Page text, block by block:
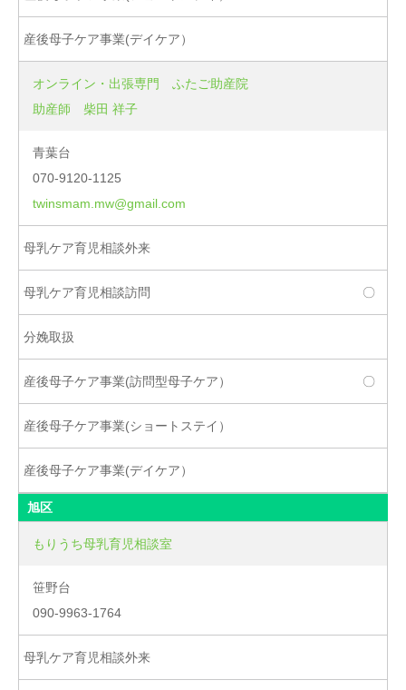
オンライン・出張専門 ふたご助産院
助産師 柴田 祥子
青葉台
070-9120-1125
twinsmam.mw@gmail.com
〇
〇
旭区
もりうち母乳育児相談室
笹野台
090-9963-1764